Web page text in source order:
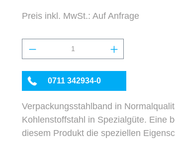
Preis inkl. MwSt.: Auf Anfrage
Produkt Anzahl: Gib den
0711 342934-0
Verpackungsstahlband in
Kohlenstoffstahl in Spezialgüte. Eine
diesem Produkt die speziellen